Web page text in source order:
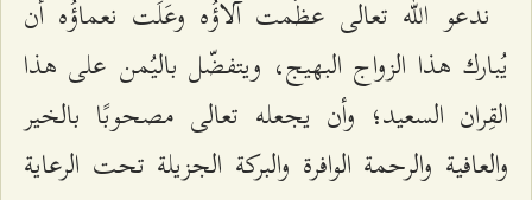
ندعو الله تعالى عظُمت آلاؤُه وعَلَت نعماؤُه أن
يُبارك هذا الزواج البهيج، ويتفضّل باليُمن على هذا
القِران السعيد؛ وأن يجعله تعالى مصحوبًا بالخير
والعافية والرحمة الوافرة والبركة الجزيلة تحت الرعاية